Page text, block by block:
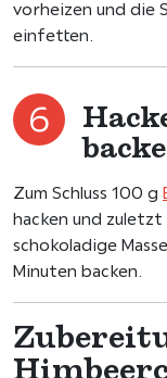
vorheizen und die
einfetten.
Zum Schluss 100 g
hacken und
schokoladige
Minuten backen.